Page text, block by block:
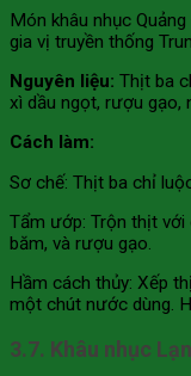
Món khâu nhục
gia vị truyền thống
Nguyên liệu: Thịt ba
xì dầu ngọt, rượu gạo,
Cách làm:
Sơ chế: Thịt ba chỉ
Tẩm ướp: Trộn thịt với
băm, và rượu gạo.
Hầm cách thủy: Xếp
một chút nước dùng.
3.7. Khâu nhục